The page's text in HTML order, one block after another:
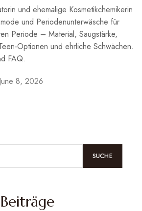
und ehemalige Kosmetikchemikerin
und Periodenunterwäsche für
Periode – Material, Saugstärke,
Optionen und ehrliche Schwächen.
FAQ.
June 8, 2026
SUCHE